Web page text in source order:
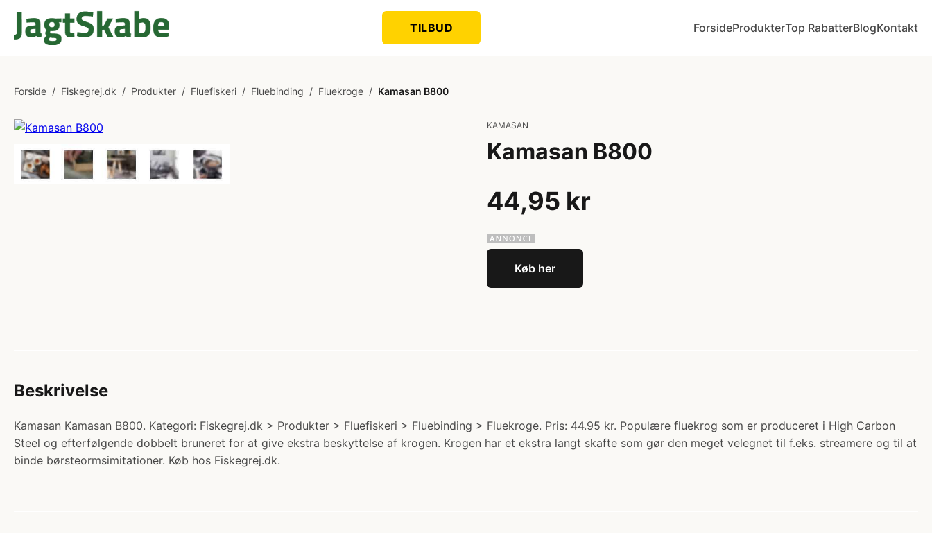
TILBUD ForsideProdukterTop RabatterBlogKontakt
Forside / Fiskegrej.dk / Produkter / Fluefiskeri / Fluebinding / Fluekroge / Kamasan B800
KAMASAN
Kamasan B800
44,95 kr
Køb her
Beskrivelse
Kamasan Kamasan B800. Kategori: Fiskegrej.dk > Produkter > Fluefiskeri > Fluebinding > Fluekroge. Pris: 44.95 kr. Populære fluekrog som er produceret i High Carbon
Steel og efterfølgende dobbelt bruneret for at give ekstra beskyttelse af krogen. Krogen har et ekstra langt skafte som gør den meget velegnet til f.eks. streamere og til at
binde børsteormsimitationer. Køb hos Fiskegrej.dk.